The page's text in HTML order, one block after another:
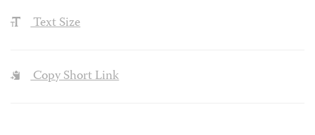
Text Size
Copy Short Link